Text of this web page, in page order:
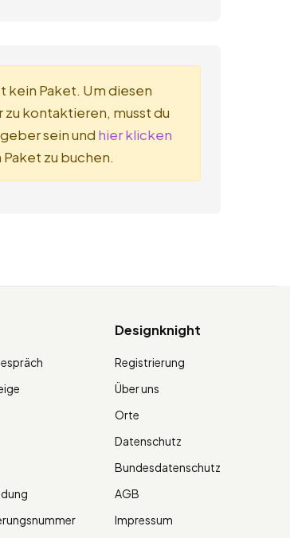
kein Paket. Um diesen
zu kontaktieren, musst du
sein und hier klicken
Paket zu buchen.
Designknight
Registrierung
Über uns
Orte
Datenschutz
Bundesdatenschutz
AGB
Impressum